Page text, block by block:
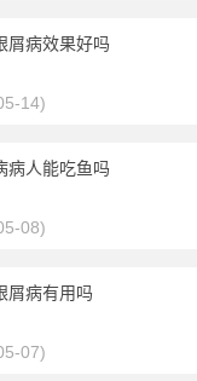
屑病效果好吗
14)
病人能吃鱼吗
08)
屑病有用吗
07)